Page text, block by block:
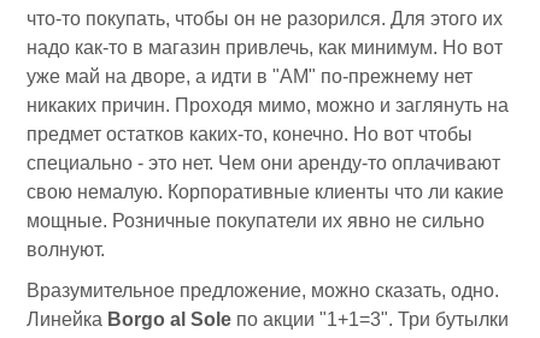
что-то покупать, чтобы он не разорился. Для этого их
надо как-то в магазин привлечь, как минимум. Но вот
уже май на дворе, а идти в "АМ" по-прежнему нет
никаких причин. Проходя мимо, можно и заглянуть на
предмет остатков каких-то, конечно. Но вот чтобы
специально - это нет. Чем они аренду-то оплачивают
свою немалую. Корпоративные клиенты что ли какие
мощные. Розничные покупатели их явно не сильно
волнуют.
Вразумительное предложение, можно сказать, одно.
Линейка Borgo al Sole по акции "1+1=3". Три бутылки